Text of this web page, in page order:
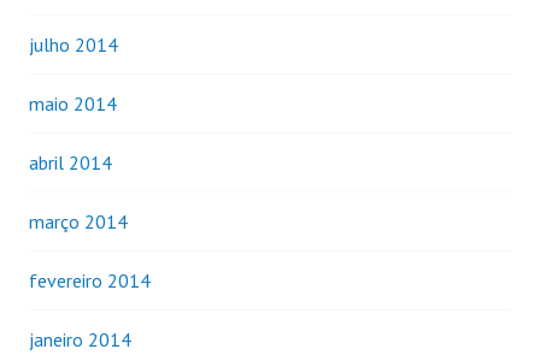
julho 2014
maio 2014
abril 2014
março 2014
fevereiro 2014
janeiro 2014